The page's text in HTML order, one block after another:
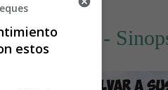
en apuros -
estos